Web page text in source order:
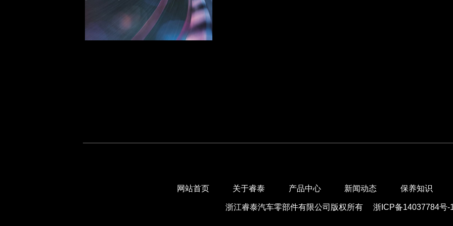
吉普系列
网站首页 关于睿泰 产品中心 新闻动态 保养知识
浙江睿泰汽车零部件有限公司版权所有 浙ICP备14037784号-